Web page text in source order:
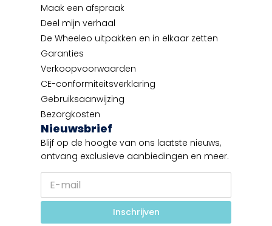
Maak een afspraak
Deel mijn verhaal
De Wheeleo uitpakken en in elkaar zetten
Garanties
Verkoopvoorwaarden
CE-conformiteitsverklaring
Gebruiksaanwijzing
Bezorgkosten
Nieuwsbrief
Blijf op de hoogte van ons laatste nieuws,
ontvang exclusieve aanbiedingen en meer.
E
m
*
E
Inschrijven